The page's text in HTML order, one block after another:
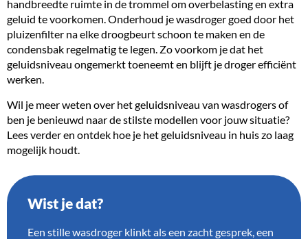
handbreedte ruimte in de trommel om overbelasting en extra
geluid te voorkomen. Onderhoud je wasdroger goed door het
pluizenfilter na elke droogbeurt schoon te maken en de
condensbak regelmatig te legen. Zo voorkom je dat het
geluidsniveau ongemerkt toeneemt en blijft je droger efficiënt
werken.
Wil je meer weten over het geluidsniveau van wasdrogers of
ben je benieuwd naar de stilste modellen voor jouw situatie?
Lees verder en ontdek hoe je het geluidsniveau in huis zo laag
mogelijk houdt.
Wist je dat?
Een stille wasdroger klinkt als een zacht gesprek, een